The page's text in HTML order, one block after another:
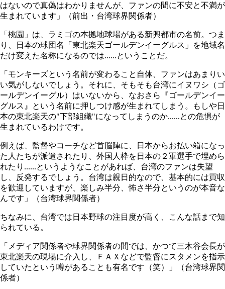
はないので真偽はわかりませんが、ファンの間に不安と不満が
生まれています」（前出・台湾球界関係者）
「桃園」は、ラミゴの本拠地球場がある新興都市の名前。つま
り、日本の球団名「東北楽天ゴールデンイーグルス」を地域名
だけ変えた名称になるのでは......ということだ。
「モンキーズという名前が変わること自体、ファンはあまりい
い気がしないでしょう。それに、そもそも台湾にイヌワシ（ゴ
ールデンイーグル）はいないから、なおさら『ゴールデンイー
グルス』という名前に押しつけ感が生まれてしまう。もしや日
本の東北楽天の"下部組織"になってしまうのか......との危惧が
生まれているわけです。
例えば、監督やコーチなど首脳陣に、日本からお払い箱になっ
た人たちが派遣されたり、外国人枠を日本の２軍選手で埋めら
れたり......というようなことがあれば、台湾のファンは失望
し、反発するでしょう。台湾は親日的なので、基本的には買収
を歓迎していますが、楽しみ半分、怖さ半分というのが本音な
んです」（台湾球界関係者）
ちなみに、台湾では日本野球の注目度が高く、こんな話まで知
られている。
「メディア関係者や球界関係者の間では、かつて三木谷会長が
東北楽天の現場に介入し、ＦＡＸなどで監督にスタメンを指示
していたという噂があることも有名です（笑）」（台湾球界関
係者）